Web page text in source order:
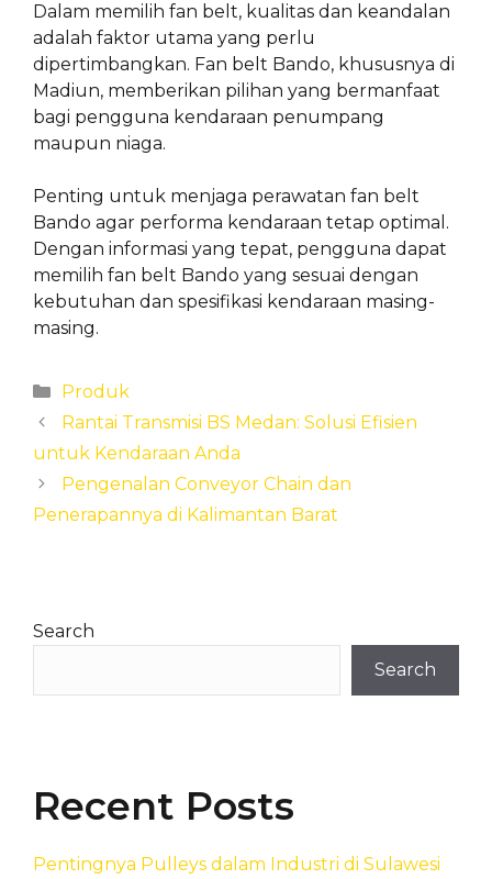
Dalam memilih fan belt, kualitas dan keandalan
adalah faktor utama yang perlu
dipertimbangkan. Fan belt Bando, khususnya di
Madiun, memberikan pilihan yang bermanfaat
bagi pengguna kendaraan penumpang
maupun niaga.
Penting untuk menjaga perawatan fan belt
Bando agar performa kendaraan tetap optimal.
Dengan informasi yang tepat, pengguna dapat
memilih fan belt Bando yang sesuai dengan
kebutuhan dan spesifikasi kendaraan masing-
masing.
Categories
Produk
Rantai Transmisi BS Medan: Solusi Efisien
untuk Kendaraan Anda
Pengenalan Conveyor Chain dan
Penerapannya di Kalimantan Barat
Search
Search
Recent Posts
Pentingnya Pulleys dalam Industri di Sulawesi